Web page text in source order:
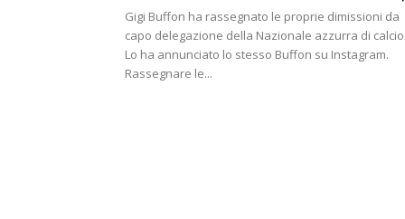
Gigi Buffon ha rassegnato le proprie dimissioni da
capo delegazione della Nazionale azzurra di
Lo ha annunciato lo stesso Buffon su Instagram.
Rassegnare le...